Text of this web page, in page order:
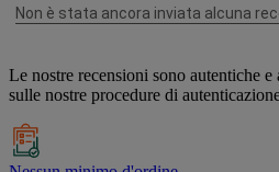
Le nostre recensioni sono autentiche
sulle nostre procedure di